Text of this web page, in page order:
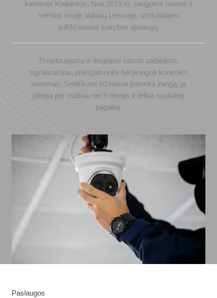
kameras Klaipėdoje. Nuo 2019 m. saugome namus ir
verslus visoje Vakarų Lietuvoje, užtikrindami
aukščiausios kokybės apsaugą.
Projektuojame ir diegiame vaizdo stebėjimo,
signalizacijos, priešgaisrinės bei prieigos kontrolės
sistemas. Sertifikuoti inžinieriai parenka įrangą, ją
įdiegia per mažiau nei 5 dienas ir teikia nuotolinę
pagalbą.
Paslaugos